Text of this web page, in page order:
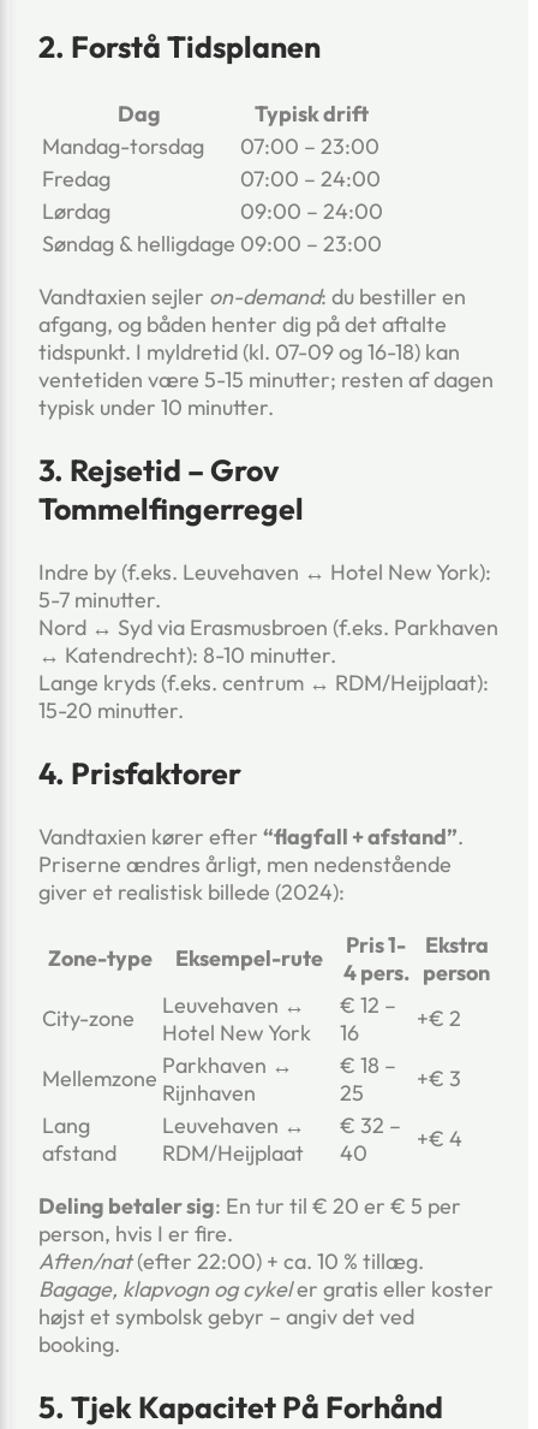
2. Forstå Tidsplanen
Dag
Typisk drift
Mandag-torsdag
07:00 – 23:00
Fredag
07:00 – 24:00
Lørdag
09:00 – 24:00
Søndag & helligdage 09:00 – 23:00
Vandtaxien sejler on-demand: du bestiller en
afgang, og båden henter dig på det aftalte
tidspunkt. I myldretid (kl. 07-09 og 16-18) kan
ventetiden være 5-15 minutter; resten af dagen
typisk under 10 minutter.
3. Rejsetid – Grov
Tommelfingerregel
Indre by (f.eks. Leuvehaven ↔ Hotel New York):
5-7 minutter.
Nord ↔ Syd via Erasmusbroen (f.eks. Parkhaven
↔ Katendrecht): 8-10 minutter.
Lange kryds (f.eks. centrum ↔ RDM/Heijplaat):
15-20 minutter.
4. Prisfaktorer
Vandtaxien kører efter “flagfall + afstand”.
Priserne ændres årligt, men nedenstående
giver et realistisk billede (2024):
Zone-type Eksempel-rute
Pris 1-
4 pers.
Ekstra
person
City-zone
Leuvehaven ↔
Hotel New York
€ 12 –
16
+€ 2
Mellemzone Parkhaven ↔
Rijnhaven
€ 18 –
25
+€ 3
Lang
afstand
Leuvehaven ↔
RDM/Heijplaat
€ 32 –
40
+€ 4
Deling betaler sig: En tur til € 20 er € 5 per
person, hvis I er fire.
Aften/nat(efter 22:00) + ca. 10 % tillæg.
Bagage, klapvogn og cykeler gratis eller koster
højst et symbolsk gebyr – angiv det ved
booking.
5. Tjek Kapacitet På Forhånd